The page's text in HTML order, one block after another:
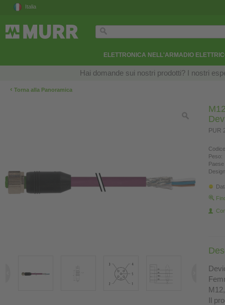
Italia
ELETTRONICA NELL'ARMADIO
Hai domande sui nostri prodotti? I nostri
‹ Torna alla Panoramica
PUR
Peso:
Il